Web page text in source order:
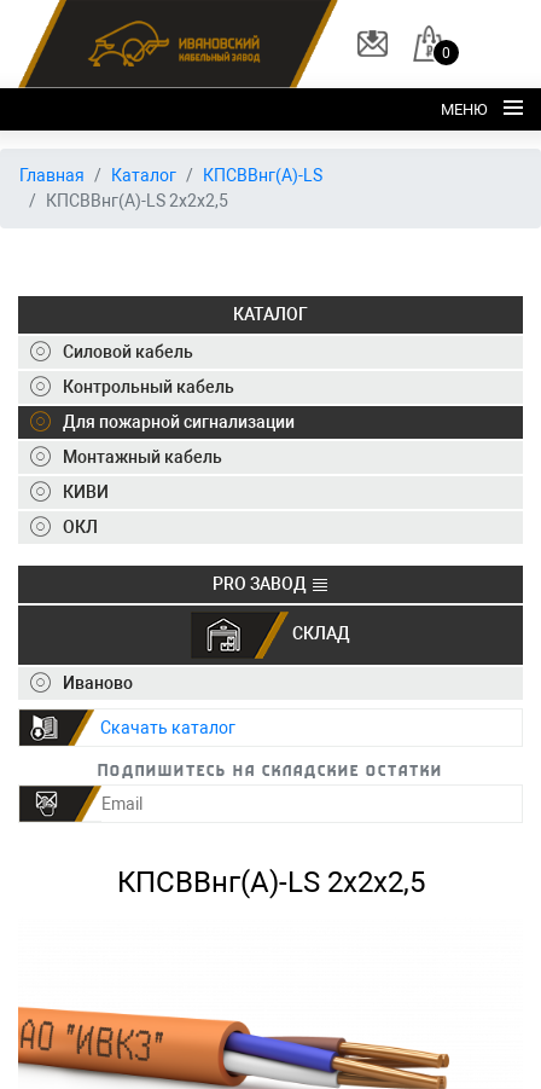
0
МЕНЮ
Главная
О заводе
Склад
ОКЛ
Вакансии
Контакты
+7 (495) 150-40-20
info@ivkz.ru
Главная Каталог
КПСВВнг(А)-LS
КПСВВнг(А)-LS 2х2х2,5
КАТАЛОГ
Силовой кабель
Контрольный кабель
Для пожарной сигнализации
Монтажный кабель
КИВИ
ОКЛ
PRO ЗАВОД
СКЛАД
Иваново
Скачать каталог
Подпишитесь на складские остатки
КПСВВнг(А)-LS 2х2х2,5